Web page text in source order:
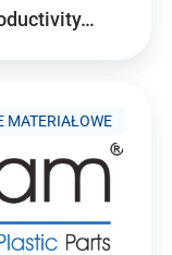
MATERIAŁOWE